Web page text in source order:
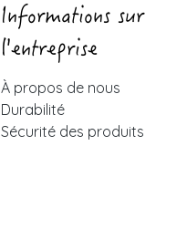
Informations sur
l'entreprise
À propos de nous
Durabilité
Sécurité des produits